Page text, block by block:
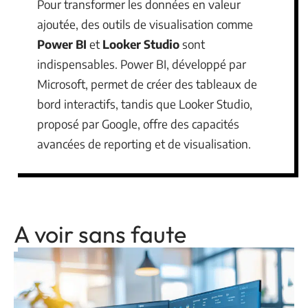
Pour transformer les données en valeur
ajoutée, des outils de visualisation comme
Power BI et Looker Studiosont
indispensables. Power BI, développé par
Microsoft, permet de créer des tableaux de
bord interactifs, tandis que Looker Studio,
proposé par Google, offre des capacités
avancées de reporting et de visualisation.
A voir sans faute